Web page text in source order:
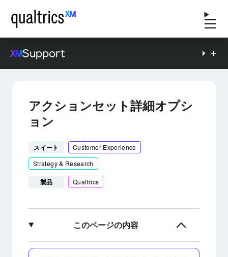
Support
アクションセット詳細オプシ
ョン
スイート
Customer Experience
Strategy & Research
製品 Qualtrics
このページの内容
アクションセットの詳細オプションについて